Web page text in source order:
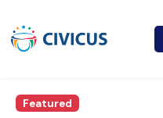
Featured